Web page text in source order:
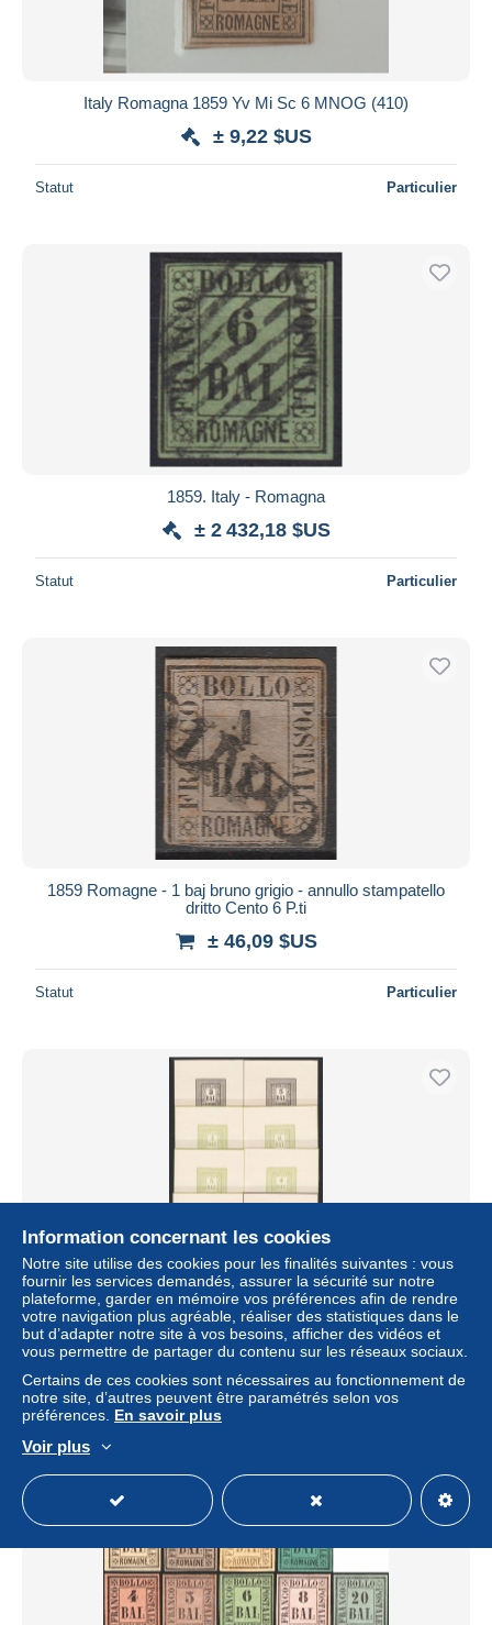
Italy Romagna 1859 Yv Mi Sc 6 MNOG (410)
± 9,22 $US
Statut Particulier
1859. Italy - Romagna
± 2 432,18 $US
Statut Particulier
1859 Romagne - 1 baj bruno grigio - annullo stampatello
dritto Cento 6 P.ti
± 46,09 $US
Statut Particulier
Antichi Stati Italiani - Romagne - 1859 - Insieme di 8 saggi
dei bozzetti in verde o nero, di formato più grande dei fra
± 213,85 $US
Statut Professionnel
Information concernant les cookies
Notre site utilise des cookies pour les finalités suivantes : vous
fournir les services demandés, assurer la sécurité sur notre
plateforme, garder en mémoire vos préférences afin de rendre
votre navigation plus agréable, réaliser des statistiques dans le
but d’adapter notre site à vos besoins, afficher des vidéos et
vous permettre de partager du contenu sur les réseaux sociaux.
Certains de ces cookies sont nécessaires au fonctionnement de
notre site, d’autres peuvent être paramétrés selon vos
préférences. En savoir plus
Voir plus